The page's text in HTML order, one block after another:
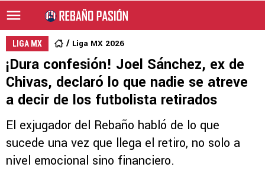
LIGA MX Liga MX 2026
¡Dura confesión! Joel Sánchez, ex de
Chivas, declaró lo que nadie se atreve
a decir de los futbolista retirados
El exjugador del Rebaño habló de lo que
sucede una vez que llega el retiro, no solo a
nivel emocional sino financiero.